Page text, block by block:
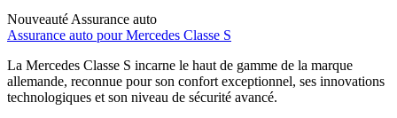
Nouveauté Assurance auto
Assurance auto pour Mercedes Classe S
La Mercedes Classe S incarne le haut de gamme de la marque
allemande, reconnue pour son confort exceptionnel, ses innovations
technologiques et son niveau de sécurité avancé.